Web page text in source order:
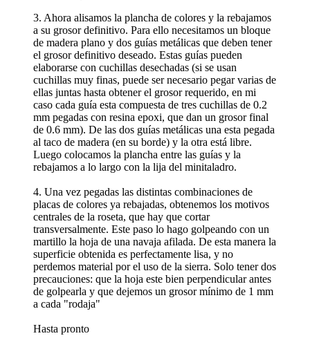
3. Ahora alisamos la plancha de colores y la rebajamos
a su grosor definitivo. Para ello necesitamos un bloque
de madera plano y dos guías metálicas que deben tener
el grosor definitivo deseado. Estas guías pueden
elaborarse con cuchillas desechadas (si se usan
cuchillas muy finas, puede ser necesario pegar varias de
ellas juntas hasta obtener el grosor requerido, en mi
caso cada guía esta compuesta de tres cuchillas de 0.2
mm pegadas con resina epoxi, que dan un grosor final
de 0.6 mm). De las dos guías metálicas una esta pegada
al taco de madera (en su borde) y la otra está libre.
Luego colocamos la plancha entre las guías y la
rebajamos a lo largo con la lija del minitaladro.
4. Una vez pegadas las distintas combinaciones de
placas de colores ya rebajadas, obtenemos los motivos
centrales de la roseta, que hay que cortar
transversalmente. Este paso lo hago golpeando con un
martillo la hoja de una navaja afilada. De esta manera la
superficie obtenida es perfectamente lisa, y no
perdemos material por el uso de la sierra. Solo tener dos
precauciones: que la hoja este bien perpendicular antes
de golpearla y que dejemos un grosor mínimo de 1 mm
a cada "rodaja"
Hasta pronto